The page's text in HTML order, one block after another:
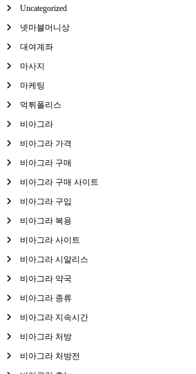
Uncategorized
넷마블머니상
대여계좌
마사지
마케팅
먹튀폴리스
비아그라
비아그라 가격
비아그라 구매
비아그라 구매 사이트
비아그라 구입
비아그라 복용
비아그라 사이트
비아그라 시알리스
비아그라 약국
비아그라 종류
비아그라 지속시간
비아그라 처방
비아그라 처방전